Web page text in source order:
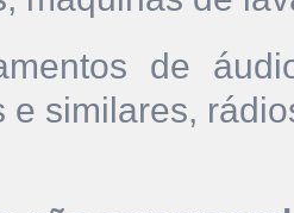
de
e similares,